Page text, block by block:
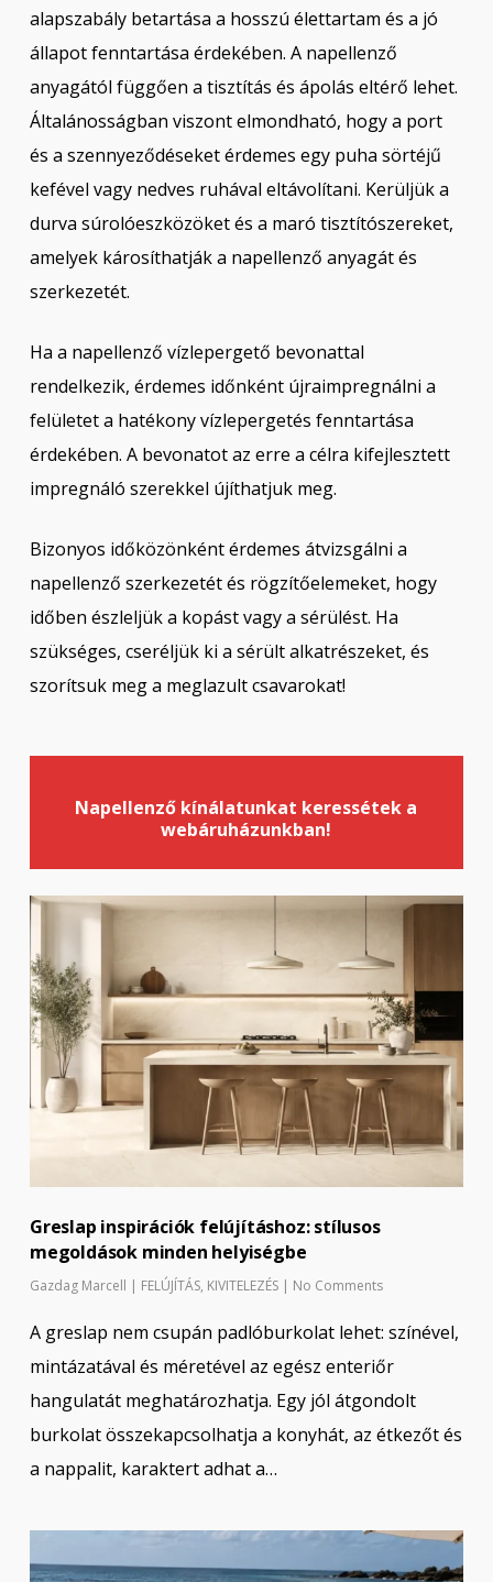
alapszabály betartása a hosszú élettartam és a jó
állapot fenntartása érdekében. A napellenző
anyagától függően a tisztítás és ápolás eltérő lehet.
Általánosságban viszont elmondható, hogy a port
és a szennyeződéseket érdemes egy puha sörtéjű
kefével vagy nedves ruhával eltávolítani. Kerüljük a
durva súrolóeszközöket és a maró tisztítószereket,
amelyek károsíthatják a napellenző anyagát és
szerkezetét.
Ha a napellenző vízlepergető bevonattal
rendelkezik, érdemes időnként újraimpregnálni a
felületet a hatékony vízlepergetés fenntartása
érdekében. A bevonatot az erre a célra kifejlesztett
impregnáló szerekkel újíthatjuk meg.
Bizonyos időközönként érdemes átvizsgálni a
napellenző szerkezetét és rögzítőelemeket, hogy
időben észleljük a kopást vagy a sérülést. Ha
szükséges, cseréljük ki a sérült alkatrészeket, és
szorítsuk meg a meglazult csavarokat!
Napellenző kínálatunkat keressétek a
webáruházunkban!
Greslap inspirációk felújításhoz: stílusos
megoldások minden helyiségbe
Gazdag Marcell | FELÚJÍTÁS, KIVITELEZÉS | No Comments
A greslap nem csupán padlóburkolat lehet: színével,
mintázatával és méretével az egész enteriőr
hangulatát meghatározhatja. Egy jól átgondolt
burkolat összekapcsolhatja a konyhát, az étkezőt és
a nappalit, karaktert adhat a…